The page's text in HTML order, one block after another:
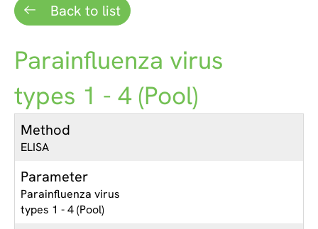
Back to list
Parainfluenza virus
types 1 - 4 (Pool)
Method
ELISA
Parameter
Parainfluenza virus
types 1 - 4 (Pool)